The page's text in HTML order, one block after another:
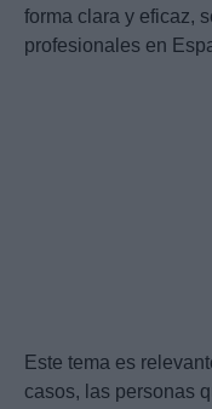
forma clara y eficaz,
profesionales en
Este tema es
casos, las personas